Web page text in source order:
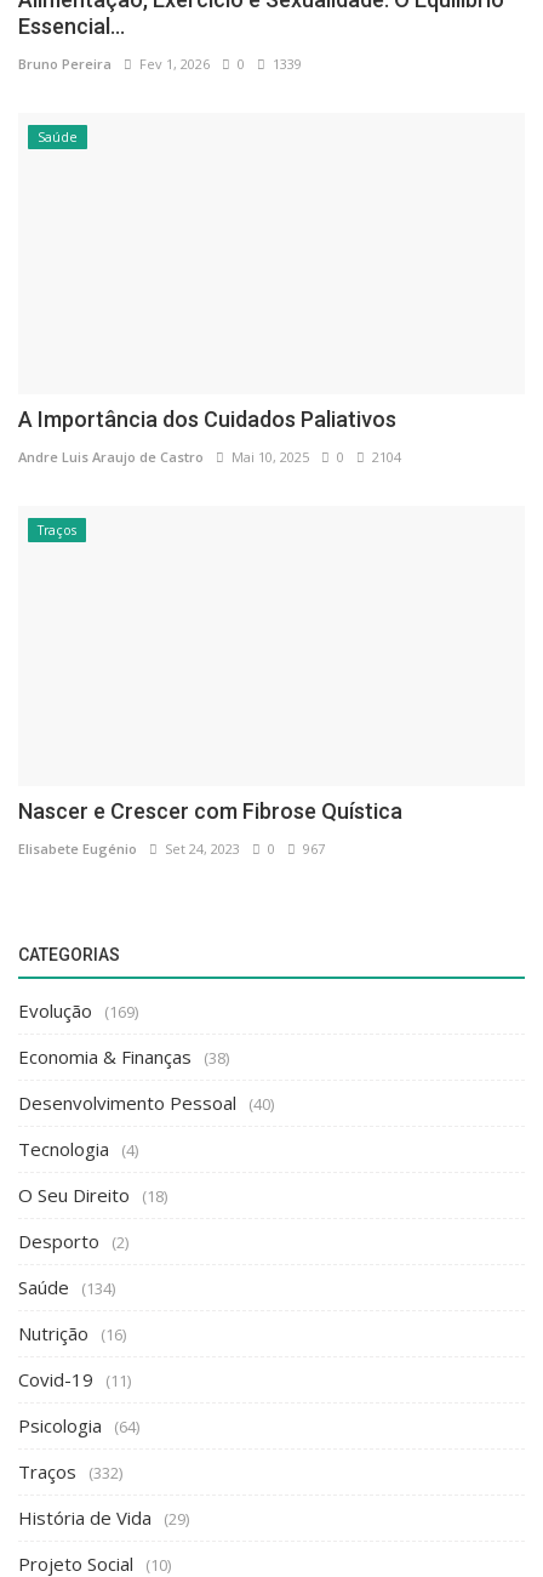
Essencial...
Bruno Pereira Fev 1, 2026 0 1339
Saúde
A Importância dos Cuidados Paliativos
Andre Luis Araujo de Castro Mai 10, 2025 0 2104
Traços
Nascer e Crescer com Fibrose Quística
Elisabete Eugénio Set 24, 2023 0 967
CATEGORIAS
Evolução (169)
Economia & Finanças (38)
Desenvolvimento Pessoal (40)
Tecnologia (4)
O Seu Direito (18)
Desporto (2)
Saúde (134)
Nutrição (16)
Covid-19 (11)
Psicologia (64)
Traços (332)
História de Vida (29)
Projeto Social (10)